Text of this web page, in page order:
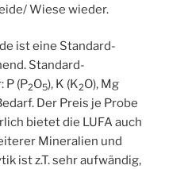
Wiese wieder.
ist eine Standard-
Standard-
P (P2O5), K (K2O), Mg
Der Preis je Probe
bietet die LUFA auch
Mineralien und
ist z.T. sehr aufwändig,